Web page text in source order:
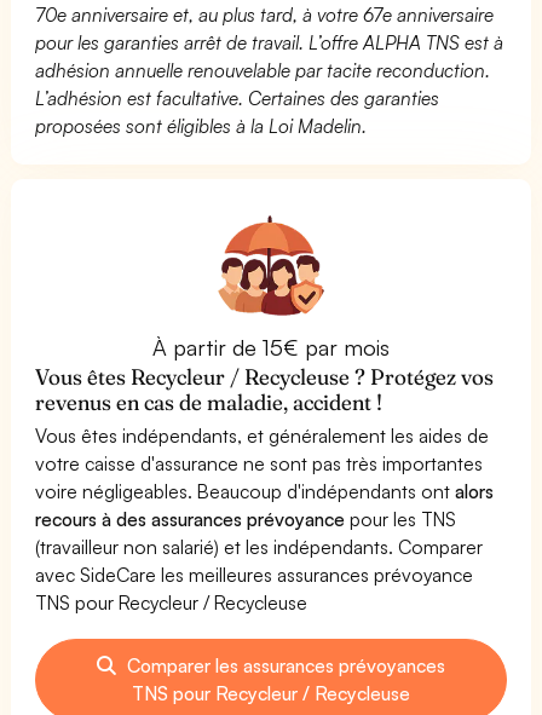
70e anniversaire et, au plus tard, à votre 67e anniversaire
pour les garanties arrêt de travail. L’offre ALPHA TNS est à
adhésion annuelle renouvelable par tacite reconduction.
L’adhésion est facultative. Certaines des garanties
proposées sont éligibles à la Loi Madelin.
À partir de 15€ par mois
Vous êtes Recycleur / Recycleuse ? Protégez vos
revenus en cas de maladie, accident !
Vous êtes indépendants, et généralement les aides de
votre caisse d'assurance ne sont pas très importantes
voire négligeables. Beaucoup d'indépendants ontalors
recours à des assurances prévoyance pour les TNS
(travailleur non salarié) et les indépendants. Comparer
avec SideCare les meilleures assurances prévoyance
TNS pour Recycleur / Recycleuse
Comparer les assurances prévoyances
TNS pour Recycleur / Recycleuse